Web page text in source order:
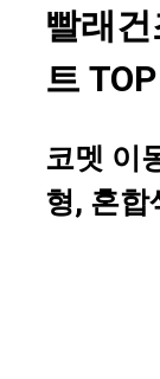
빨래
트
코멧 이
형, 혼합